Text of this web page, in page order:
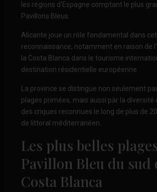
les régions d'Espagne comptant le plus
Pavillons Bleus.
Alicante joue un rôle fondamental dans
reconnaissance, notamment en raison de
la Costa Blanca dans le tourisme
destination résidentielle européenne.
La province se distingue non seulement
plages primées, mais aussi par la diversité
des criques reconnues le long de plus de
de littoral méditerranéen.
Les plus belles
Pavillon Bleu du sud
Costa Blanca